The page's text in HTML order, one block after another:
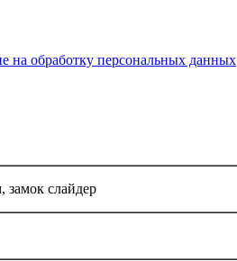
на обработку персональных данных
замок слайдер